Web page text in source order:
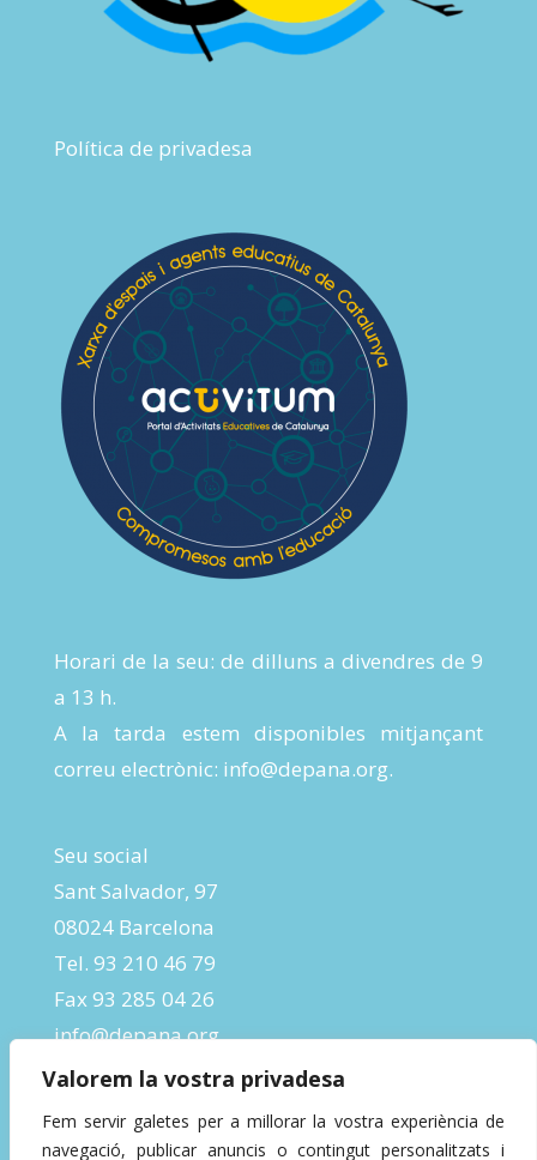
Valorem la vostra privadesa
Fem servir galetes per a millorar la vostra experiència de
navegació, publicar anuncis o contingut personalitzats i
Política de privadesa
Horari de la seu: de dilluns a divendres de 9
a 13 h.
A la tarda estem disponibles mitjançant
correu electrònic: info@depana.org.
Seu social
Sant Salvador, 97
08024 Barcelona
Tel. 93 210 46 79
Fax 93 285 04 26
info@depana.org